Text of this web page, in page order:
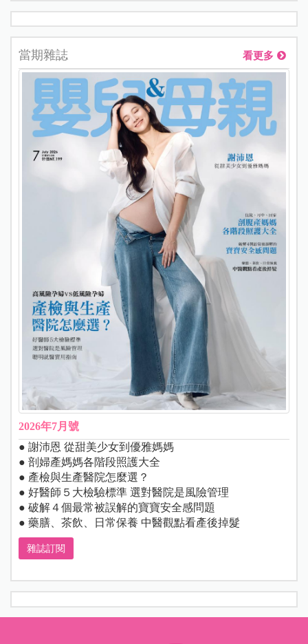
當期雜誌 看更多
2026年7月號
● 謝沛恩 從甜美少女到優雅媽媽
● 剖婦產媽媽各階段照護大全
● 產檢與生產醫院怎麼選？
● 好醫師５大檢驗標準 選對醫院是風險管理
● 破解４個最常被誤解的寶寶安全感問題
● 藥膳、茶飲、日常保養 中醫觀點看產後掉髮
雜誌訂閱